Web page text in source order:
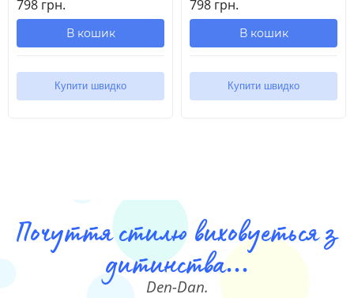
798 грн.
В кошик
Купити швидко
798 грн.
В кошик
Купити швидко
Почуття стилю виховуеться з
дитинства...
Den-Dan.